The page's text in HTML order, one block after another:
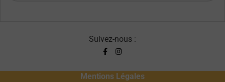
Suivez-nous :
Mentions Légales